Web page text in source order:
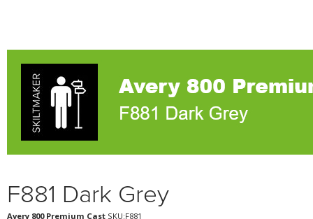
F881 Dark Grey
Avery 800 Premium Cast SKU:F881